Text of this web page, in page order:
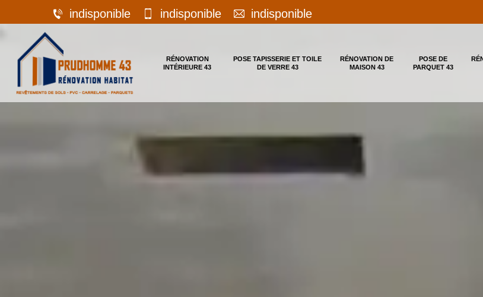
indisponible indisponible indisponible
RÉNOVATION
INTÉRIEURE 43
POSE TAPISSERIE ET TOILE
DE VERRE 43
RÉNOVATION DE
MAISON 43
POSE DE
PARQUET 43